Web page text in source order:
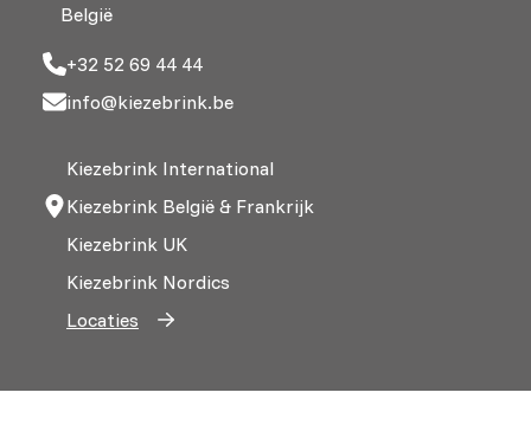
België
+32 52 69 44 44
info@kiezebrink.be
Kiezebrink International
Kiezebrink België & Frankrijk
Kiezebrink UK
Kiezebrink Nordics
Locaties